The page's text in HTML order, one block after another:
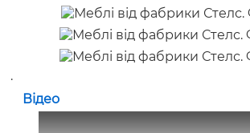
.
Відео